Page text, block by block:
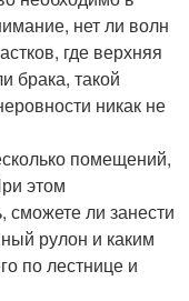
нет ли волн
где верхняя
брака, такой
никак не
помещений,
этом
сможете ли занести
рулон и каким
по лестнице и